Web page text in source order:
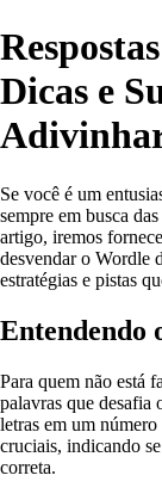
Dicas e
Se você é um
sempre em busca
artigo, iremos
desvendar o Wordle
estratégias e pistas
Entendendo
Para quem não está
palavras que desafia
letras em um
cruciais, indicando
correta.